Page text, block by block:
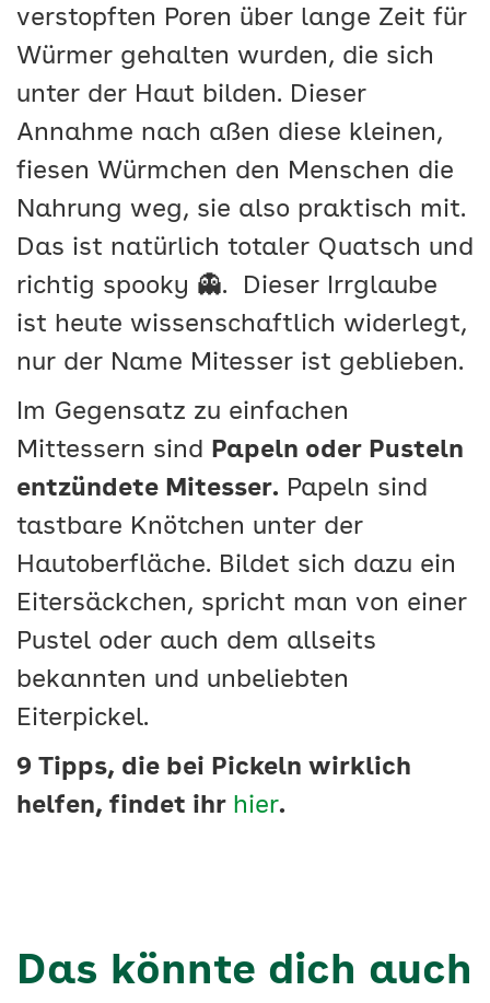
verstopften Poren über lange Zeit für
Würmer gehalten wurden, die sich
unter der Haut bilden. Dieser
Annahme nach aßen diese kleinen,
fiesen Würmchen den Menschen die
Nahrung weg, sie also praktisch mit.
Das ist natürlich totaler Quatsch und
richtig spooky 👻. Dieser Irrglaube
ist heute wissenschaftlich widerlegt,
nur der Name Mitesser ist geblieben.
Im Gegensatz zu einfachen
Mittessern sind Papeln oder Pusteln
entzündete Mitesser. Papeln sind
tastbare Knötchen unter der
Hautoberfläche. Bildet sich dazu ein
Eitersäckchen, spricht man von einer
Pustel oder auch dem allseits
bekannten und unbeliebten
Eiterpickel.
9 Tipps, die bei Pickeln wirklich
helfen, findet ihr hier.
Das könnte dich auch